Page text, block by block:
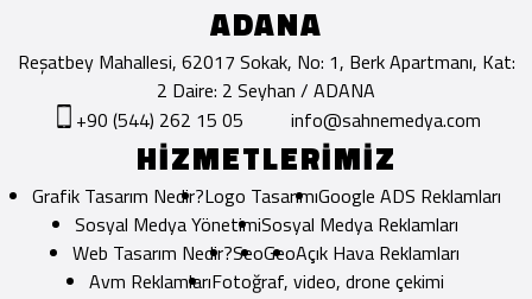
ADANA
Reşatbey Mahallesi, 62017 Sokak, No: 1, Berk Apartmanı, Kat:
2 Daire: 2 Seyhan / ADANA
+90 (544) 262 15 05
info@sahnemedya.com
HİZMETLERİMİZ
Grafik Tasarım Nedir?Logo TasarımıGoogle ADS Reklamları
Sosyal Medya YönetimiSosyal Medya Reklamları
Web Tasarım Nedir?SeoGeoAçık Hava Reklamları
Avm ReklamlarıFotoğraf, video, drone çekimi